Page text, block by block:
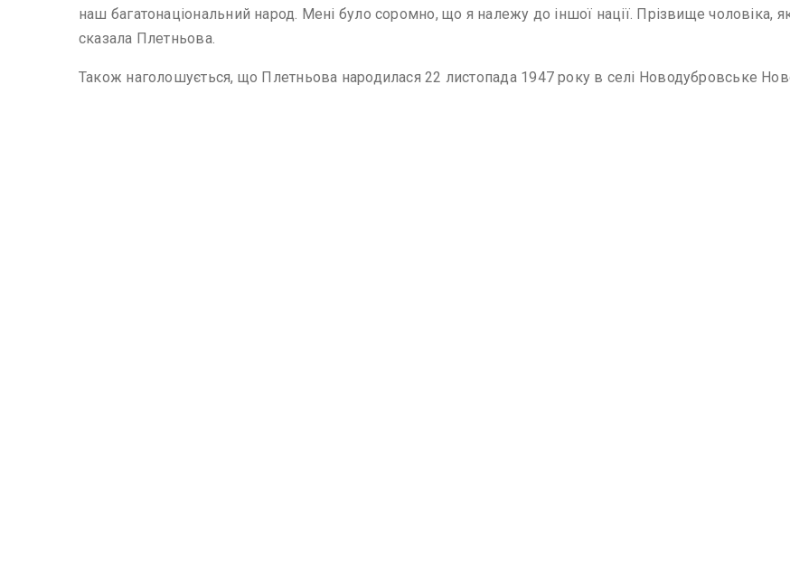
наш багатонаціональний народ. Мені було соромно, що я належу до іншої нації. Прізвище
сказала Плетньова.
Також наголошується, що Плетньова народилася 22 листопада 1947 року в селі Новодубровське